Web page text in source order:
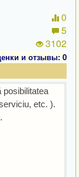
0
5
3102
и отзывы: 0
posibilitatea
etc. ).